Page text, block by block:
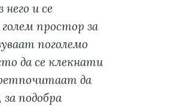
и се
простор за
поголемо
да се клекнати
да
подобра